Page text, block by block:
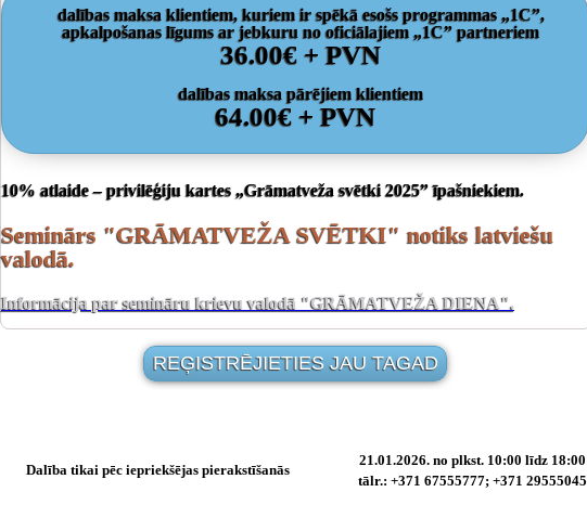
dalības maksa klientiem, kuriem ir spēkā esošs programmas „1C”,
apkalpošanas līgums ar jebkuru no oficiālajiem „1C” partneriem
36.00€ + PVN
dalības maksa pārējiem klientiem
64.00€ + PVN
10% atlaide – privilēģiju kartes „Grāmatveža svētki 2025” īpašniekiem.
Seminārs "GRĀMATVEŽA SVĒTKI" notiks latviešu
valodā.
Informācija par semināru krievu valodā "GRĀMATVEŽA DIENA".
REĢISTRĒJIETIES JAU TAGAD
Dalība tikai pēc iepriekšējas pierakstīšanās
21.01.2026. no plkst. 10:00 līdz 18:00
tālr.: +371 67555777; +371 29555045